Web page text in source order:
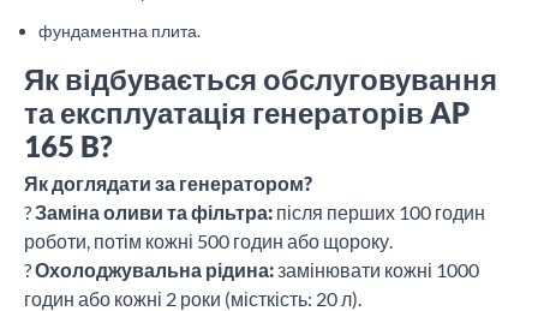
фундаментна плита.
Як відбувається обслуговування
та експлуатація генераторів AP
165 B?
Як доглядати за генератором?
?Заміна оливи та фільтра: після перших 100 годин
роботи, потім кожні 500 годин або щороку.
?Охолоджувальна рідина:замінювати кожні 1000
годин або кожні 2 роки (місткість: 20 л).